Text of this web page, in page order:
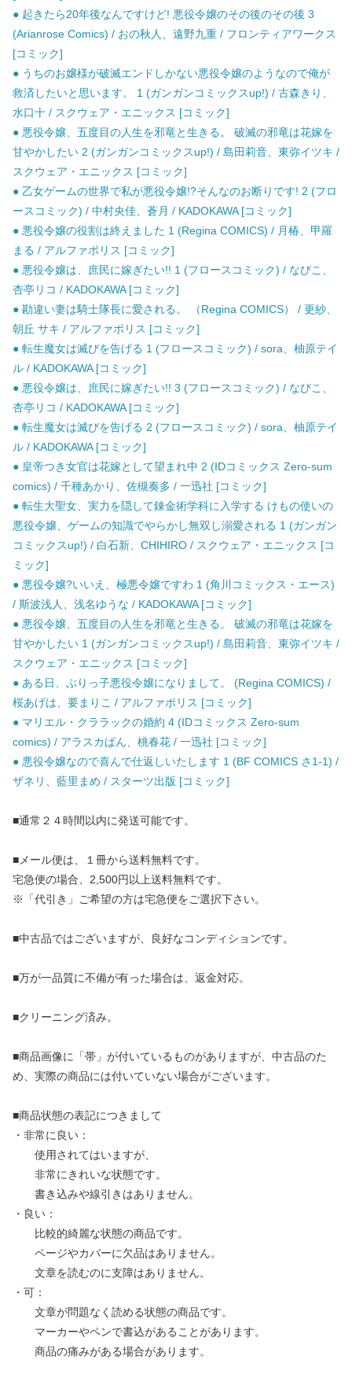
● 起きたら20年後なんですけど! 悪役令嬢のその後のその後 3
(Arianrose Comics) / おの秋人、遠野九重 / フロンティアワークス
[コミック]
● うちのお嬢様が破滅エンドしかない悪役令嬢のようなので俺が
救済したいと思います。 1 (ガンガンコミックスup!) / 古森きり、
水口十 / スクウェア・エニックス [コミック]
● 悪役令嬢、五度目の人生を邪竜と生きる。 破滅の邪竜は花嫁を
甘やかしたい 2 (ガンガンコミックスup!) / 島田莉音、東弥イツキ /
スクウェア・エニックス [コミック]
● 乙女ゲームの世界で私が悪役令嬢!?そんなのお断りです! 2 (フロ
ースコミック) / 中村央佳、蒼月 / KADOKAWA [コミック]
● 悪役令嬢の役割は終えました 1 (Regina COMICS) / 月椿、甲羅
まる / アルファポリス [コミック]
● 悪役令嬢は、庶民に嫁ぎたい!! 1 (フロースコミック) / なびこ、
杏亭リコ / KADOKAWA [コミック]
● 勘違い妻は騎士隊長に愛される。 （Regina COMICS） / 更紗、
朝丘 サキ / アルファポリス [コミック]
● 転生魔女は滅びを告げる 1 (フロースコミック) / sora、柚原テイ
ル / KADOKAWA [コミック]
● 悪役令嬢は、庶民に嫁ぎたい!! 3 (フロースコミック) / なびこ、
杏亭リコ / KADOKAWA [コミック]
● 転生魔女は滅びを告げる 2 (フロースコミック) / sora、柚原テイ
ル / KADOKAWA [コミック]
● 皇帝つき女官は花嫁として望まれ中 2 (IDコミックス Zero-sum
comics) / 千種あかり、佐槻奏多 / 一迅社 [コミック]
● 転生大聖女、実力を隠して錬金術学科に入学する けもの使いの
悪役令嬢、ゲームの知識でやらかし無双し溺愛される 1 (ガンガン
コミックスup!) / 白石新、CHIHIRO / スクウェア・エニックス [コ
ミック]
● 悪役令嬢?いいえ、極悪令嬢ですわ 1 (角川コミックス・エース)
/ 斯波浅人、浅名ゆうな / KADOKAWA [コミック]
● 悪役令嬢、五度目の人生を邪竜と生きる。 破滅の邪竜は花嫁を
甘やかしたい 1 (ガンガンコミックスup!) / 島田莉音、東弥イツキ /
スクウェア・エニックス [コミック]
● ある日、ぶりっ子悪役令嬢になりまして。 (Regina COMICS) /
桜あげは、要まりこ / アルファポリス [コミック]
● マリエル・クララックの婚約 4 (IDコミックス Zero-sum
comics) / アラスカぱん、桃春花 / 一迅社 [コミック]
● 悪役令嬢なので喜んで仕返しいたします 1 (BF COMICS さ1-1) /
ザネリ、藍里まめ / スターツ出版 [コミック]
■通常２４時間以内に発送可能です。
■メール便は、１冊から送料無料です。
宅急便の場合、2,500円以上送料無料です。
※「代引き」ご希望の方は宅急便をご選択下さい。
■中古品ではございますが、良好なコンディションです。
■万が一品質に不備が有った場合は、返金対応。
■クリーニング済み。
■商品画像に「帯」が付いているものがありますが、中古品のた
め、実際の商品には付いていない場合がございます。
■商品状態の表記につきまして
・非常に良い：
使用されてはいますが、
非常にきれいな状態です。
書き込みや線引きはありません。
・良い：
比較的綺麗な状態の商品です。
ページやカバーに欠品はありません。
文章を読むのに支障はありません。
・可：
文章が問題なく読める状態の商品です。
マーカーやペンで書込があることがあります。
商品の痛みがある場合があります。